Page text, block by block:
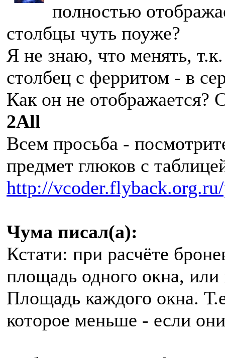
полностью
столбцы чуть поуже?
Я не знаю, что менять,
столбец с ферритом - в
Как он не
2All
Всем просьба -
предмет глюков с
http://
Чума писал(а):
Кстати: при расчёте
площадь одного окна, или
Площадь каждого окна.
которое меньше - если